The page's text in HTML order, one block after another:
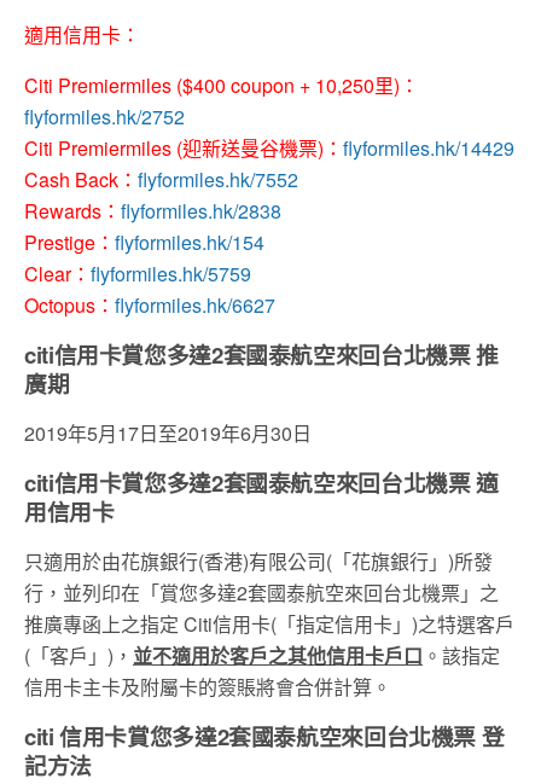
適用信用卡：
Citi Premiermiles ($400 coupon + 10,250里)：
flyformiles.hk/2752
Citi Premiermiles (迎新送曼谷機票)： flyformiles.hk/14429
Cash Back： flyformiles.hk/7552
Rewards： flyformiles.hk/2838
Prestige： flyformiles.hk/154
Clear： flyformiles.hk/5759
Octopus： flyformiles.hk/6627
citi信用卡賞您多達2套國泰航空來回台北機票 推
廣期
2019年5月17日至2019年6月30日
citi信用卡賞您多達2套國泰航空來回台北機票 適
用信用卡
只適用於由花旗銀行(香港)有限公司(「花旗銀行」)所發
行，並列印在「賞您多達2套國泰航空來回台北機票」之
推廣專函上之指定 Citi信用卡(「指定信用卡」)之特選客戶
(「客戶」)， 並不適用於客戶之其他信用卡戶口 。該指定
信用卡主卡及附屬卡的簽賬將會合併計算。
citi 信用卡賞您多達2套國泰航空來回台北機票 登
記方法